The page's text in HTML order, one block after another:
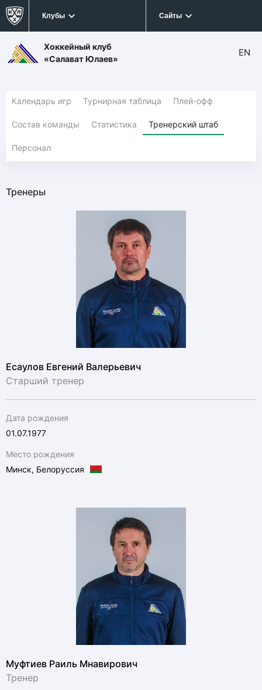
Клубы Сайты
Хоккейный клуб
«Салават Юлаев»
EN
Календарь игр Турнирная таблица Плей-офф
Состав команды Статистика Тренерский штаб
Персонал
Тренеры
Есаулов Евгений Валерьевич
Старший тренер
Дата рождения
01.07.1977
Место рождения
Минск, Белоруссия
Муфтиев Раиль Мнавирович
Тренер